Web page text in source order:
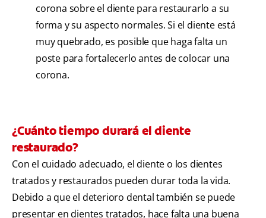
corona sobre el diente para restaurarlo a su
forma y su aspecto normales. Si el diente está
muy quebrado, es posible que haga falta un
poste para fortalecerlo antes de colocar una
corona.
¿Cuánto tiempo durará el diente
restaurado?
Con el cuidado adecuado, el diente o los dientes
tratados y restaurados pueden durar toda la vida.
Debido a que el deterioro dental también se puede
presentar en dientes tratados, hace falta una buena